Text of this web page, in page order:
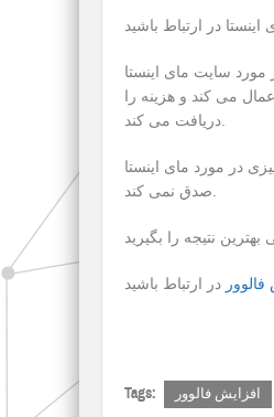
مورد سایت مای اینستا
می کند و هزینه را
در مورد مای اینستا
Tags: افزایش فالوور